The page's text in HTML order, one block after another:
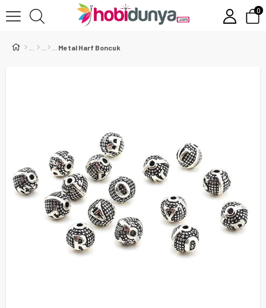
0
Metal Harf Boncuk